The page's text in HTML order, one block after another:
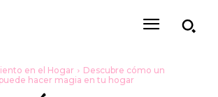
en el Hogar
Descubre cómo un
hacer magia en tu hogar